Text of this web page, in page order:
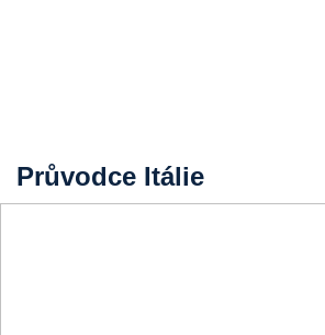
Průvodce Itálie